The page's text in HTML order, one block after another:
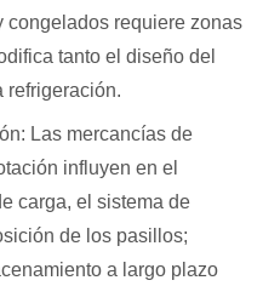
congelados requiere zonas
tanto el diseño del
refrigeración.
Las mercancías de
influyen en el
carga, el sistema de
de los pasillos;
a largo plazo